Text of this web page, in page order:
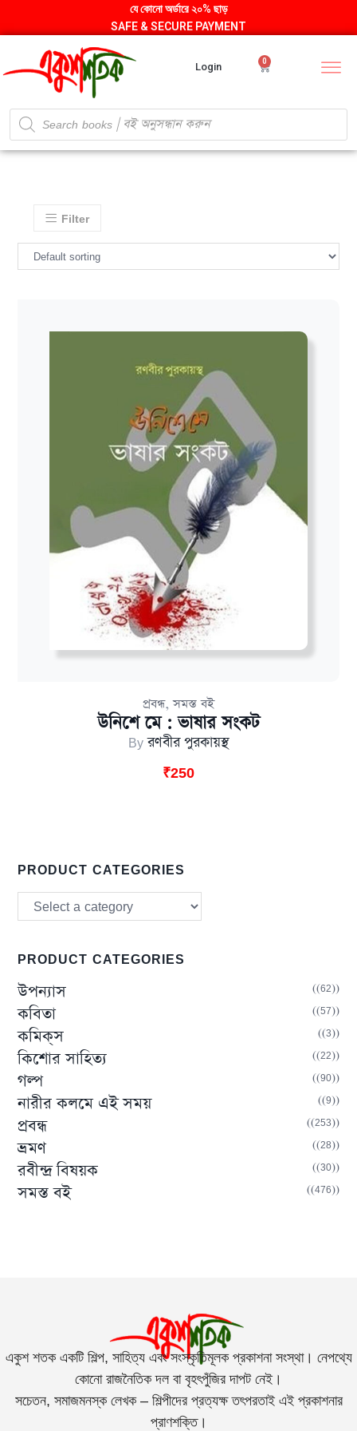
যে কোনো অর্ডারে ২০% ছাড়
SAFE & SECURE PAYMENT
Login 0
Filter
প্রবন্ধ,সমস্ত বই
উনিশে মে : ভাষার সংকট
Byরণবীর পুরকায়স্থ
₹250
PRODUCT CATEGORIES
PRODUCT CATEGORIES
উপন্যাস (62)
কবিতা (57)
কমিক্‌স (3)
কিশোর সাহিত্য (22)
গল্প (90)
নারীর কলমে এই সময় (9)
প্রবন্ধ (253)
ভ্রমণ (28)
রবীন্দ্র বিষয়ক (30)
সমস্ত বই (476)
একুশ শতক একটি শিল্প, সাহিত্য এবং সংস্কৃতিমূলক প্রকাশনা সংস্থা। নেপথ্যে
কোনো রাজনৈতিক দল বা বৃহৎপুঁজির দাপট নেই।
সচেতন, সমাজমনস্ক লেখক – শিল্পীদের প্রত্যক্ষ তৎপরতাই এই প্রকাশনার
প্রাণশক্তি।